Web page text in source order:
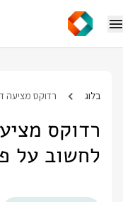
בלוג רדוקס מציעה
רדוקס
לחשוב על